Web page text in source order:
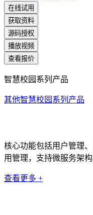
在线试用
获取资料
源码授权
播放视频
查看报价
智慧校园系列产品
其他智慧校园系列产品
核心功能包括用户管理
用管理，支持微服务架构
查看更多 +